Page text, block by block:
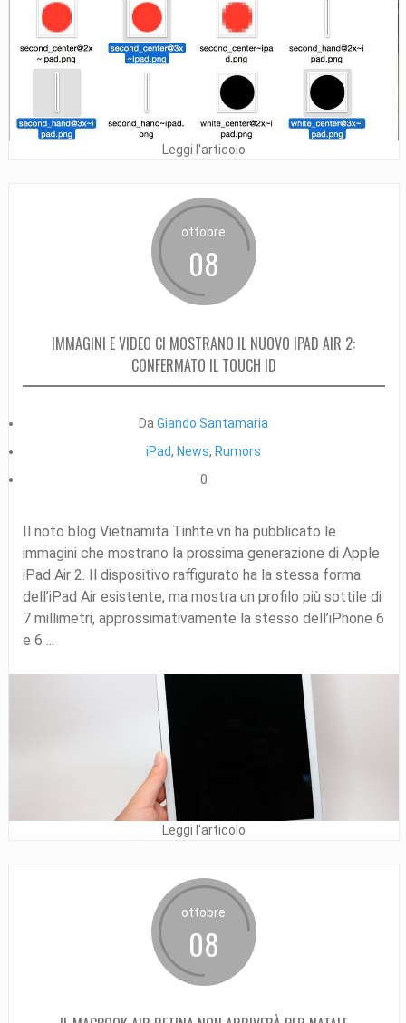
Leggi l'articolo
ottobre
08
IMMAGINI E VIDEO CI MOSTRANO IL NUOVO IPAD AIR 2:
CONFERMATO IL TOUCH ID
DaGiando Santamaria
iPad, News, Rumors
0
Il noto blog Vietnamita Tinhte.vn ha pubblicato le
immagini che mostrano la prossima generazione di Apple
iPad Air 2. Il dispositivo raffigurato ha la stessa forma
dell’iPad Air esistente, ma mostra un profilo più sottile di
7 millimetri, approssimativamente la stesso dell’iPhone 6
e 6 ...
Leggi l'articolo
ottobre
08